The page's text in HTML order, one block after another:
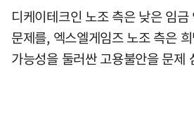
디케이테크인 노조 측은 낮은 임
문제를, 엑스엘게임즈 노조 측은
가능성을 둘러싼 고용불안을 문제